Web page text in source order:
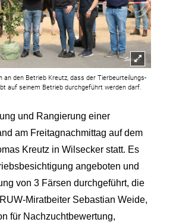
an den Betrieb Kreutz, dass der Tierbeurteilungs-
auf seinem Betrieb durchgeführt werden darf.
und Rangierung einer
am Freitagnachmittag auf dem
Kreutz in Wilsecker statt. Es
angeboten und
von 3 Färsen durchgeführt, die
Miratbeiter Sebastian Weide,
für Nachzuchtbewertung,